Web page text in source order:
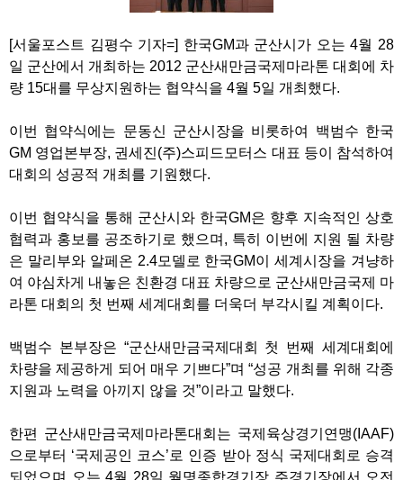
[서울포스트 김평수 기자=] 한국GM과 군산시가 오는 4월 28
일 군산에서 개최하는 2012 군산새만금국제마라톤 대회에 차
량 15대를 무상지원하는 협약식을 4월 5일 개최했다.
이번 협약식에는 문동신 군산시장을 비롯하여 백범수 한국
GM 영업본부장, 권세진(주)스피드모터스 대표 등이 참석하여
대회의 성공적 개최를 기원했다.
이번 협약식을 통해 군산시와 한국GM은 향후 지속적인 상호
협력과 홍보를 공조하기로 했으며, 특히 이번에 지원 될 차량
은 말리부와 알페온 2.4모델로 한국GM이 세계시장을 겨냥하
여 야심차게 내놓은 친환경 대표 차량으로 군산새만금국제 마
라톤 대회의 첫 번째 세계대회를 더욱더 부각시킬 계획이다.
백범수 본부장은 “군산새만금국제대회 첫 번째 세계대회에
차량을 제공하게 되어 매우 기쁘다”며 “성공 개최를 위해 각종
지원과 노력을 아끼지 않을 것”이라고 말했다.
한편 군산새만금국제마라톤대회는 국제육상경기연맹(IAAF)
으로부터 ‘국제공인 코스’로 인증 받아 정식 국제대회로 승격
되었으며 오는 4월 28일 월명종합경기장 주경기장에서 오전